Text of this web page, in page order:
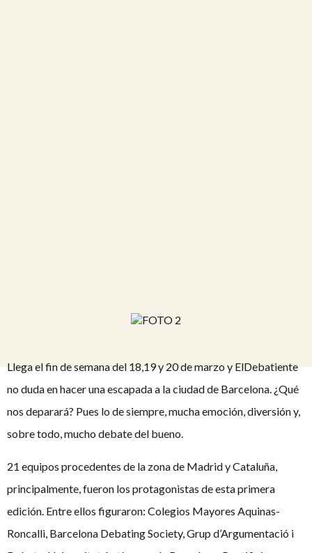
Llega el fin de semana del 18,19 y 20 de marzo y ElDebatiente
no duda en hacer una escapada a la ciudad de Barcelona. ¿Qué
nos deparará? Pues lo de siempre, mucha emoción, diversión y,
sobre todo, mucho debate del bueno.
21 equipos procedentes de la zona de Madrid y Cataluña,
principalmente, fueron los protagonistas de esta primera
edición. Entre ellos figuraron: Colegios Mayores Aquinas-
Roncalli, Barcelona Debating Society, Grup d’Argumentació i